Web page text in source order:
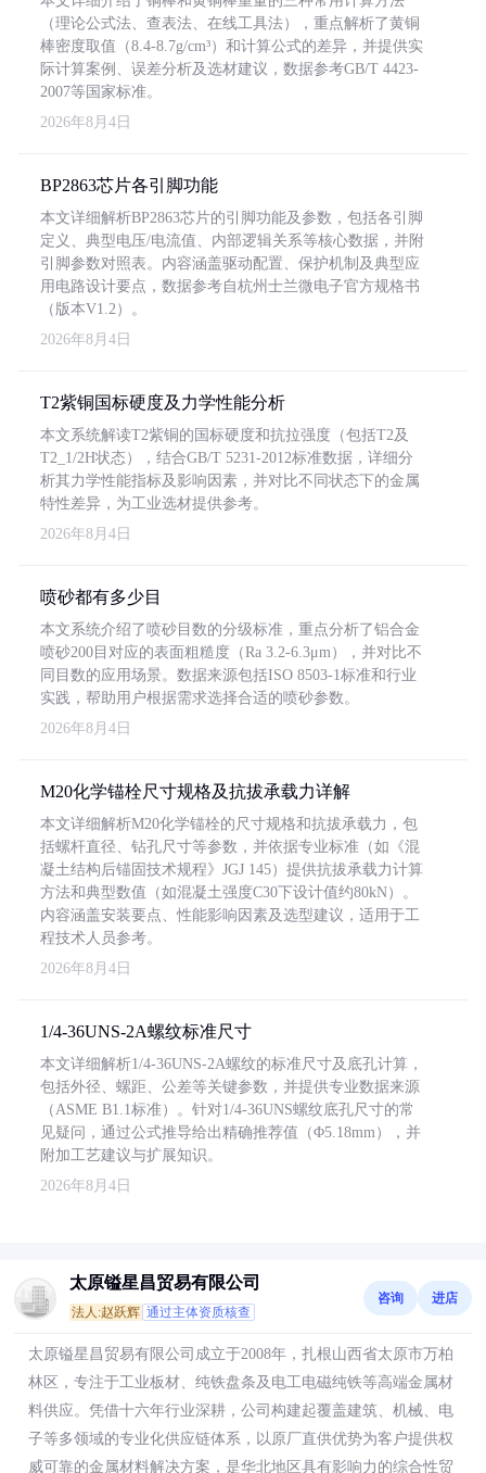
（理论公式法、查表法、在线工具法），重点解析了黄铜
棒密度取值（8.4-8.7g/cm³）和计算公式的差异，并提供实
际计算案例、误差分析及选材建议，数据参考GB/T 4423-
2007等国家标准。
2026年8月4日
BP2863芯片各引脚功能
本文详细解析BP2863芯片的引脚功能及参数，包括各引脚
定义、典型电压/电流值、内部逻辑关系等核心数据，并附
引脚参数对照表。内容涵盖驱动配置、保护机制及典型应
用电路设计要点，数据参考自杭州士兰微电子官方规格书
（版本V1.2）。
2026年8月4日
T2紫铜国标硬度及力学性能分析
本文系统解读T2紫铜的国标硬度和抗拉强度（包括T2及
T2_1/2H状态），结合GB/T 5231-2012标准数据，详细分
析其力学性能指标及影响因素，并对比不同状态下的金属
特性差异，为工业选材提供参考。
2026年8月4日
喷砂都有多少目
本文系统介绍了喷砂目数的分级标准，重点分析了铝合金
喷砂200目对应的表面粗糙度（Ra 3.2-6.3μm），并对比不
同目数的应用场景。数据来源包括ISO 8503-1标准和行业
实践，帮助用户根据需求选择合适的喷砂参数。
2026年8月4日
M20化学锚栓尺寸规格及抗拔承载力详解
本文详细解析M20化学锚栓的尺寸规格和抗拔承载力，包
括螺杆直径、钻孔尺寸等参数，并依据专业标准（如《混
凝土结构后锚固技术规程》JGJ 145）提供抗拔承载力计算
方法和典型数值（如混凝土强度C30下设计值约80kN）。
内容涵盖安装要点、性能影响因素及选型建议，适用于工
程技术人员参考。
2026年8月4日
1/4-36UNS-2A螺纹标准尺寸
本文详细解析1/4-36UNS-2A螺纹的标准尺寸及底孔计算，
包括外径、螺距、公差等关键参数，并提供专业数据来源
（ASME B1.1标准）。针对1/4-36UNS螺纹底孔尺寸的常
见疑问，通过公式推导给出精确推荐值（Φ5.18mm），并
附加工艺建议与扩展知识。
2026年8月4日
太原镒星昌贸易有限公司
法人:赵跃辉 通过主体资质核查
咨询 进店
太原镒星昌贸易有限公司成立于2008年，扎根山西省太原市万柏
林区，专注于工业板材、纯铁盘条及电工电磁纯铁等高端金属材
料供应。凭借十六年行业深耕，公司构建起覆盖建筑、机械、电
子等多领域的专业化供应链体系，以原厂直供优势为客户提供权
威可靠的金属材料解决方案，是华北地区具有影响力的综合性贸